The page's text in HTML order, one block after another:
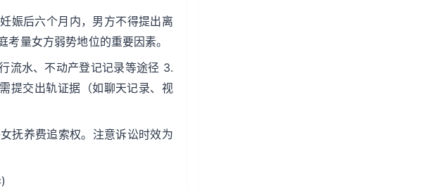
娠后六个月内，男方不得提出离
量女方弱势地位的重要因素。
流水、不动产登记记录等途径 3.
提交出轨证据（如聊天记录、视
抚养费追索权。注意诉讼时效为